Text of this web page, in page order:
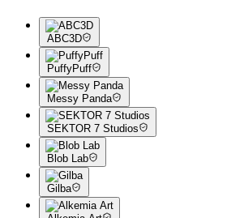
ABC3D
PuffyPuff
Messy Panda
SEKTOR 7 Studios
Blob Lab
Gilba